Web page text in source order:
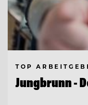
TOP
Jungbrunn -